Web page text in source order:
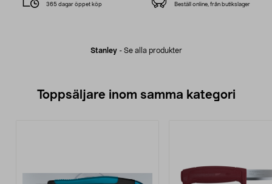
Stanley- Se alla produkter
365 dagar öppet köp Beställ online, från butikslager
Toppsäljare inom samma kategori